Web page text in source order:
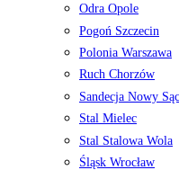
Odra Opole
Pogoń Szczecin
Polonia Warszawa
Ruch Chorzów
Sandecja Nowy
Stal Mielec
Stal Stalowa Wola
Śląsk Wrocław